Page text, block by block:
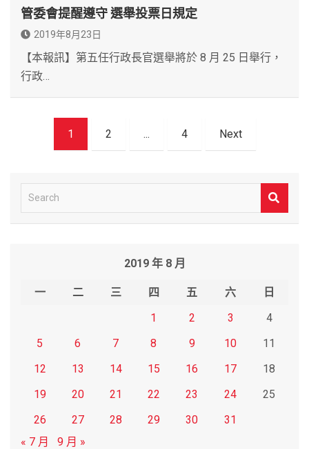
管委會提醒遵守 選舉投票日規定
2019年8月23日
【本報訊】第五任行政長官選舉將於 8 月 25 日舉行，
行政…
1 2 ... 4 Next
e
2019 年 8 月
一 二 三 四 五 六
日
1
2 3
4
5
6 7 8 9 10
11
12
13 14 15 16 17
18
19
20 21 22 23 24
25
26
27 28 29 30
31
« 7 月
9 月 »